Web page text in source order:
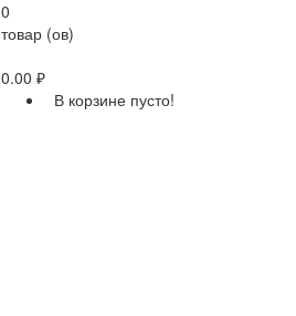
0
товар (ов)
0.00 ₽
В корзине пусто!